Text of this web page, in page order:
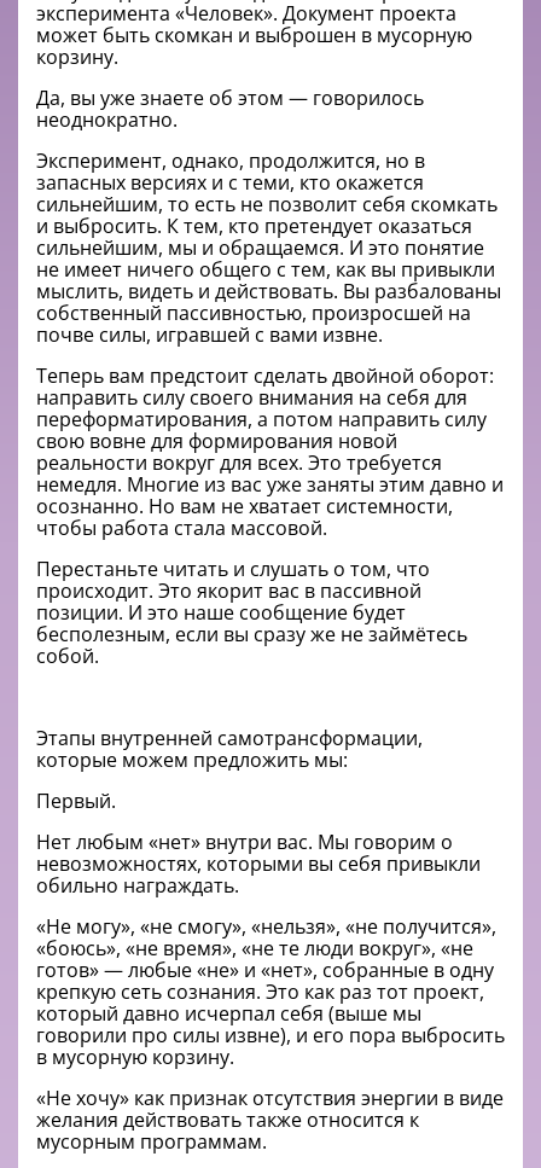
эксперимента «Человек». Документ проекта
может быть скомкан и выброшен в мусорную
корзину.
Да, вы уже знаете об этом — говорилось
неоднократно.
Эксперимент, однако, продолжится, но в
запасных версиях и с теми, кто окажется
сильнейшим, то есть не позволит себя скомкать
и выбросить. К тем, кто претендует оказаться
сильнейшим, мы и обращаемся. И это понятие
не имеет ничего общего с тем, как вы привыкли
мыслить, видеть и действовать. Вы разбалованы
собственный пассивностью, произросшей на
почве силы, игравшей с вами извне.
Теперь вам предстоит сделать двойной оборот:
направить силу своего внимания на себя для
переформатирования, а потом направить силу
свою вовне для формирования новой
реальности вокруг для всех. Это требуется
немедля. Многие из вас уже заняты этим давно и
осознанно. Но вам не хватает системности,
чтобы работа стала массовой.
Перестаньте читать и слушать о том, что
происходит. Это якорит вас в пассивной
позиции. И это наше сообщение будет
бесполезным, если вы сразу же не займётесь
собой.
Этапы внутренней самотрансформации,
которые можем предложить мы:
Первый.
Нет любым «нет» внутри вас. Мы говорим о
невозможностях, которыми вы себя привыкли
обильно награждать.
«Не могу», «не смогу», «нельзя», «не получится»,
«боюсь», «не время», «не те люди вокруг», «не
готов» — любые «не» и «нет», собранные в одну
крепкую сеть сознания. Это как раз тот проект,
который давно исчерпал себя (выше мы
говорили про силы извне), и его пора выбросить
в мусорную корзину.
«Не хочу» как признак отсутствия энергии в виде
желания действовать также относится к
мусорным программам.